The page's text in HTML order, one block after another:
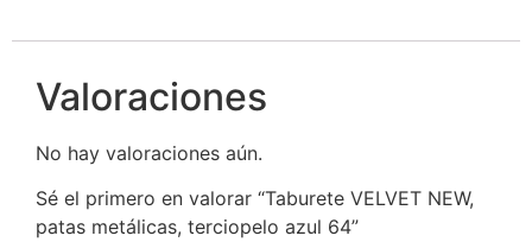
Valoraciones
No hay valoraciones aún.
Sé el primero en valorar “Taburete VELVET NEW,
patas metálicas, terciopelo azul 64”